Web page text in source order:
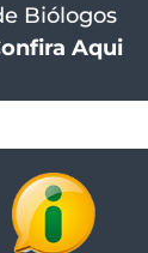
Biólogos
Aqui